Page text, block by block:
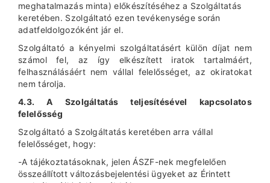
meghatalmazás minta) előkészítéséhez a Szolgáltatás
keretében. Szolgáltató ezen tevékenysége során
adatfeldolgozóként jár el.
Szolgáltató a kényelmi szolgáltatásért külön díjat nem
számol fel, az így elkészített iratok tartalmáért,
felhasználásáért nem vállal felelősséget, az okiratokat
nem tárolja.
4.3. A Szolgáltatás teljesítésével kapcsolatos
felelősség
Szolgáltató a Szolgáltatás keretében arra vállal
felelősséget, hogy:
-A tájékoztatásoknak, jelen ÁSZF-nek megfelelően
összeállított változásbejelentési ügyeket az Érintett